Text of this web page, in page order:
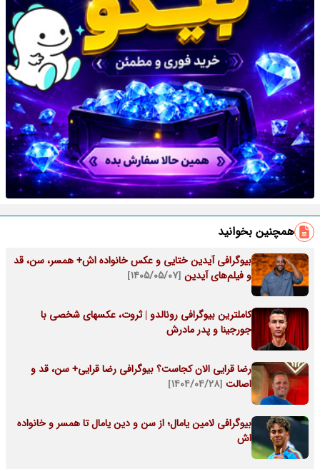
همچنین بخوانید
بیوگرافی آیدین ختایی و عکس خانواده اش+ همسر، سن، قد
و فیلم‌های آیدین [۱۴۰۵/۰۵/۰۷]
کاملترین بیوگرافی رونالدو | ثروت، عکسهای شخصی با
جورجینا و پدر مادرش
رضا قرایی الان کجاست؟ بیوگرافی رضا قرایی+ سن، قد و
اصالت [۱۴۰۴/۰۴/۲۸]
بیوگرافی لامین یامال؛ از سن و دین یامال تا همسر و خانواده
اش